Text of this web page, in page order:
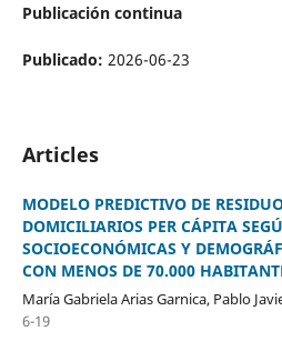
Publicación continua
Publicado: 2026-06-23
Articles
MODELO PREDICTIVO DE
DOMICILIARIOS PER CÁPITA
SOCIOECONÓMICAS Y
CON MENOS DE 70.000
María Gabriela Arias Garnica, Pablo
6-19